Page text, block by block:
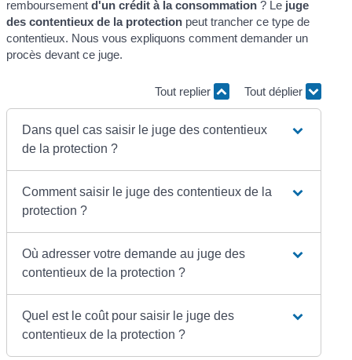
remboursementd'un crédit à la consommation ? Le juge
des contentieux de la protection peut trancher ce type de
contentieux. Nous vous expliquons comment demander un
procès devant ce juge.
Tout replier Tout déplier
Dans quel cas saisir le juge des contentieux
de la protection ?
Comment saisir le juge des contentieux de la
protection ?
Où adresser votre demande au juge des
contentieux de la protection ?
Quel est le coût pour saisir le juge des
contentieux de la protection ?